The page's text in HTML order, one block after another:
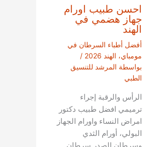
احسن طبيب اورام
جهاز هضمي في
الهند
أفضل أطباء السرطان في
مومباي، الهند 2026
/
بواسطة المرشد للتنسيق
الطبي
الرأس والرقبة إجراء
ترميمي افضل طبيب دكتور
امراض النساء واورام الجهاز
البولي، أورام الثدي